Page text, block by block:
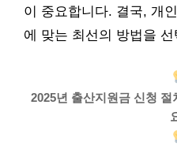
이 중요합니다. 결국, 개
에 맞는 최선의 방법을
2025년 출산지원금 신청 절